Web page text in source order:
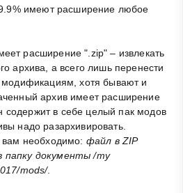
имеют расширение любое
расширение ".zip" – извлекать
архива, а всего лишь перенести
модификациям, хотя бывают и
архив имеет расширение
содержит в себе целый пак модов
надо разархивировать.
вам необходимо: файл в ZIP
документы /my
mods/.